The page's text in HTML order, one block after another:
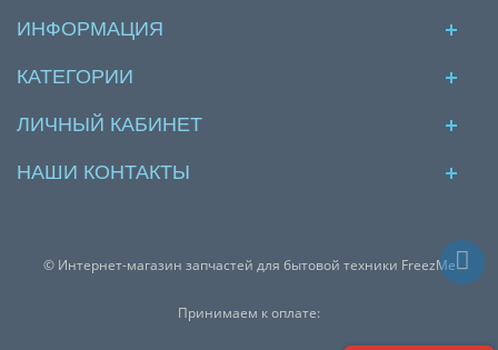
ИНФОРМАЦИЯ
КАТЕГОРИИ
ЛИЧНЫЙ КАБИНЕТ
НАШИ КОНТАКТЫ
© Интернет-магазин запчастей для бытовой техники FreezMe
Принимаем к оплате: